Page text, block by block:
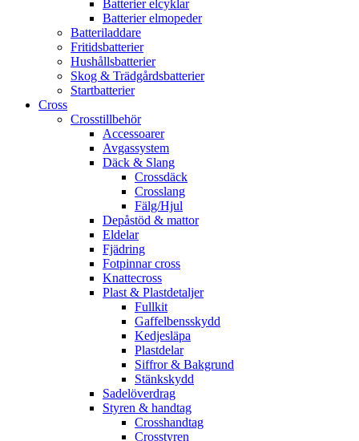
Batterier elcyklar
Batterier elmopeder
Batteriladdare
Fritidsbatterier
Hushållsbatterier
Skog & Trädgårdsbatterier
Startbatterier
Cross
Crosstillbehör
Accessoarer
Avgassystem
Däck & Slang
Crossdäck
Crosslang
Fälg/Hjul
Depåstöd & mattor
Eldelar
Fjädring
Fotpinnar cross
Knattecross
Plast & Plastdetaljer
Fullkit
Gaffelbensskydd
Kedjesläpa
Plastdelar
Siffror & Bakgrund
Stänkskydd
Sadelöverdrag
Styren & handtag
Crosshandtag
Crosstyren